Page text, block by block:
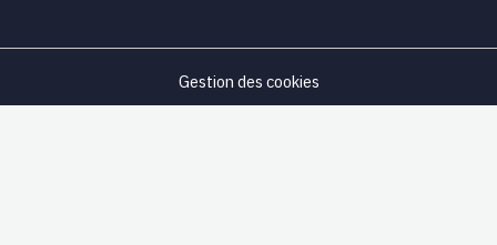
Gestion des cookies